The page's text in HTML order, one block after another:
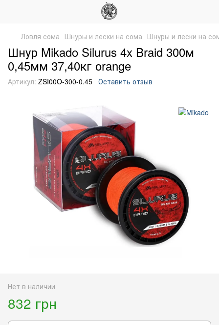
Ловля сома Шнуры и лески на сома Шнуры и лески на
Шнур Mikado Silurus 4x Braid 300м
0,45мм 37,40кг orange
Артикул: ZSI00O-300-0.45 Оставить отзыв
Нет в наличии
832 грн